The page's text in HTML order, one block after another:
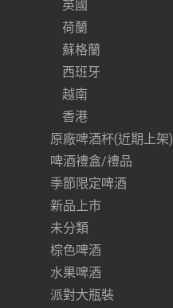
英國
荷蘭
蘇格蘭
西班牙
越南
香港
原廠啤酒杯(近期上架)
啤酒禮盒/禮品
季節限定啤酒
新品上市
未分類
棕色啤酒
水果啤酒
派對大瓶裝